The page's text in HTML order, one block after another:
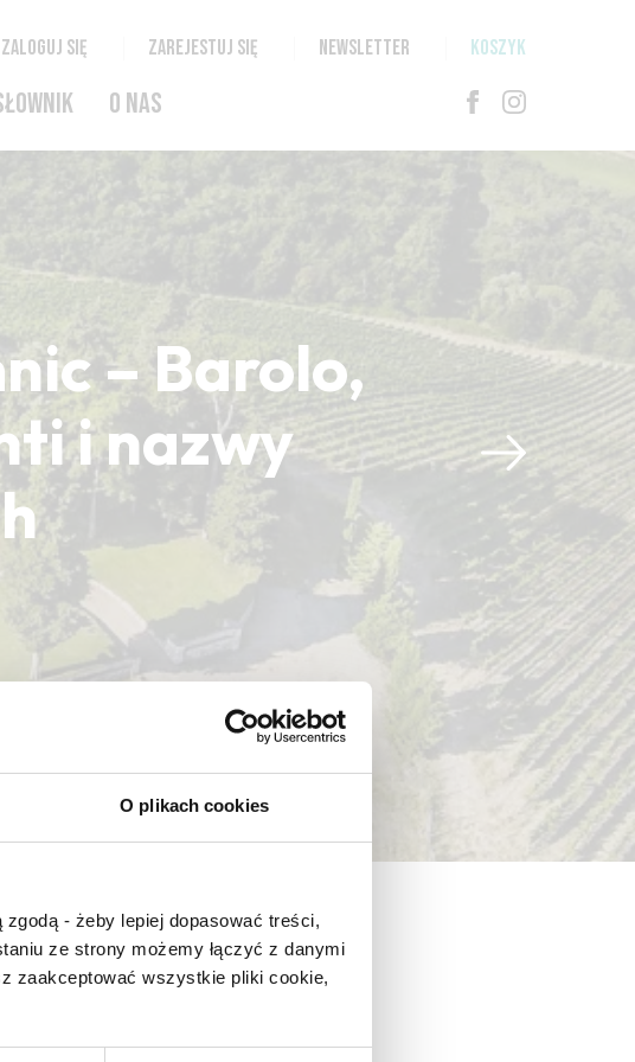
O plikach cookies
zgodą - żeby lepiej dopasować treści,
ze strony możemy łączyć z danymi
zaakceptować wszystkie pliki cookie,
ZALOGUJ SIĘ ZAREJESTUJ SIĘ NEWSLETTER KOSZYK
O NAS
– Barolo,
i nazwy